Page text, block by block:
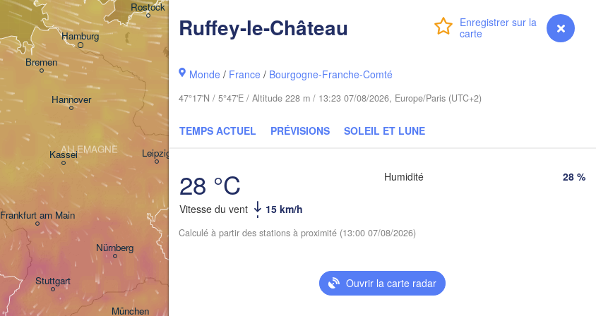
Connexion Premium myVentusky Prévisions
Ruffey-le-Château
Monde / France / Bourgogne-Franche-Comté
47°17'N / 5°47'E / Altitude 228 m / 13:23 07/08/2026, Europe/Paris (UTC+2)
TEMPS ACTUEL PRÉVISIONS SOLEIL ET LUNE
28 °C
Vitesse du vent 15 km/h
Humidité 28 %
Calculé à partir des stations à proximité (13:00 07/08/2026)
Ouvrir la carte radar
Hamburg
Frankfurt am Main
Bremen
Hannover
Nürnberg
Kassel
ALLEMAGNE
Stuttgart
Warszawa
Praha
Łódź
Leipzig
Poznań
Rostock
Szczecin
POLOGNE
TCHÉQUIE
München
Košice
SLOVAQUIE
Гродна
(Hrodna)